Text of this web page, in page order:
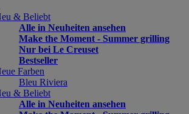
& Beliebt
Alle in Neuheiten ansehen
Make the Moment - Summer grilling
Nur bei Le Creuset
Bestseller
Farben
Bleu Riviera
& Beliebt
Alle in Neuheiten ansehen